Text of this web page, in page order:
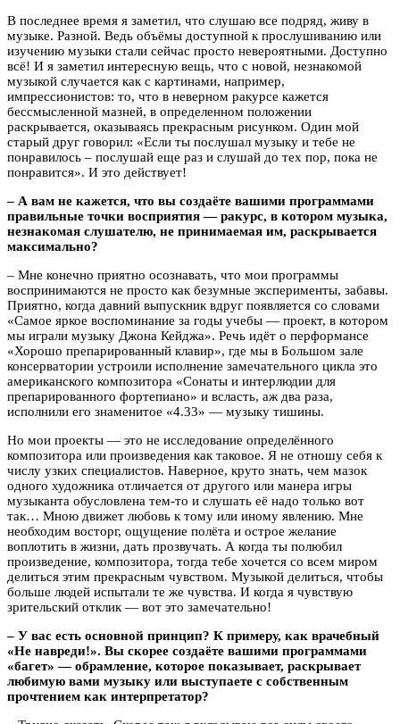
В последнее время я заметил, что слушаю все подряд, живу в
музыке. Разной. Ведь объёмы доступной к прослушиванию или
изучению музыки стали сейчас просто невероятными. Доступно
всё! И я заметил интересную вещь, что с новой, незнакомой
музыкой случается как с картинами, например,
импрессионистов: то, что в неверном ракурсе кажется
бессмысленной мазней, в определенном положении
раскрывается, оказываясь прекрасным рисунком. Один мой
старый друг говорил: «Если ты послушал музыку и тебе не
понравилось – послушай еще раз и слушай до тех пор, пока не
понравится». И это действует!
– А вам не кажется, что вы создаёте вашими программами
правильные точки восприятия — ракурс, в котором музыка,
незнакомая слушателю, не принимаемая им, раскрывается
максимально?
– Мне конечно приятно осознавать, что мои программы
воспринимаются не просто как безумные эксперименты, забавы.
Приятно, когда давний выпускник вдруг появляется со словами
«Самое яркое воспоминание за годы учебы — проект, в котором
мы играли музыку Джона Кейджа». Речь идёт о перформансе
«Хорошо препарированный клавир», где мы в Большом зале
консерватории устроили исполнение замечательного цикла это
американского композитора «Сонаты и интерлюдии для
препарированного фортепиано» и всласть, аж два раза,
исполнили его знаменитое «4.33» — музыку тишины.
Но мои проекты — это не исследование определённого
композитора или произведения как таковое. Я не отношу себя к
числу узких специалистов. Наверное, круто знать, чем мазок
одного художника отличается от другого или манера игры
музыканта обусловлена тем-то и слушать её надо только вот
так… Мною движет любовь к тому или иному явлению. Мне
необходим восторг, ощущение полёта и острое желание
воплотить в жизни, дать прозвучать. А когда ты полюбил
произведение, композитора, тогда тебе хочется со всем миром
делиться этим прекрасным чувством. Музыкой делиться, чтобы
больше людей испытали те же чувства. И когда я чувствую
зрительский отклик — вот это замечательно!
– У вас есть основной принцип? К примеру, как врачебный
«Не навреди!». Вы скорее создаёте вашими программами
«багет» — обрамление, которое показывает, раскрывает
любимую вами музыку или выступаете с собственным
прочтением как интерпретатор?